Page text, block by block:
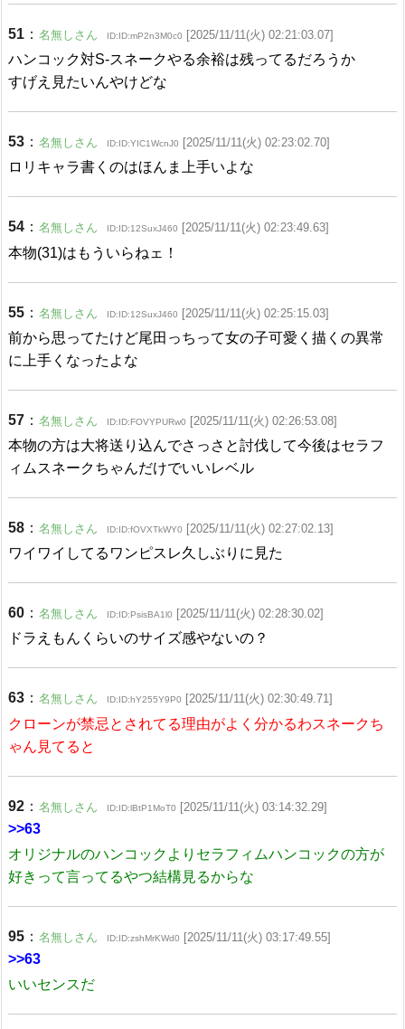
51 ： 名無しさん ID:ID:mP2n3M0c0 [2025/11/11(火) 02:21:03.07]
ハンコック対S-スネークやる余裕は残ってるだろうか
すげえ見たいんやけどな
53 ： 名無しさん ID:ID:YIC1WcnJ0 [2025/11/11(火) 02:23:02.70]
ロリキャラ書くのはほんま上手いよな
54 ： 名無しさん ID:ID:12SuxJ460 [2025/11/11(火) 02:23:49.63]
本物(31)はもういらねェ！
55 ： 名無しさん ID:ID:12SuxJ460 [2025/11/11(火) 02:25:15.03]
前から思ってたけど尾田っちって女の子可愛く描くの異常
に上手くなったよな
57 ： 名無しさん ID:ID:FOVYPURw0 [2025/11/11(火) 02:26:53.08]
本物の方は大将送り込んでさっさと討伐して今後はセラフ
ィムスネークちゃんだけでいいレベル
58 ： 名無しさん ID:ID:fOVXTkWY0 [2025/11/11(火) 02:27:02.13]
ワイワイしてるワンピスレ久しぶりに見た
60 ： 名無しさん ID:ID:PsisBA1l0 [2025/11/11(火) 02:28:30.02]
ドラえもんくらいのサイズ感やないの？
63 ： 名無しさん ID:ID:hY255Y9P0 [2025/11/11(火) 02:30:49.71]
クローンが禁忌とされてる理由がよく分かるわスネークち
ゃん見てると
92 ： 名無しさん ID:ID:lBtP1MoT0 [2025/11/11(火) 03:14:32.29]
>>63
オリジナルのハンコックよりセラフィムハンコックの方が
好きって言ってるやつ結構見るからな
95 ： 名無しさん ID:ID:zshMrKWd0 [2025/11/11(火) 03:17:49.55]
>>63
いいセンスだ